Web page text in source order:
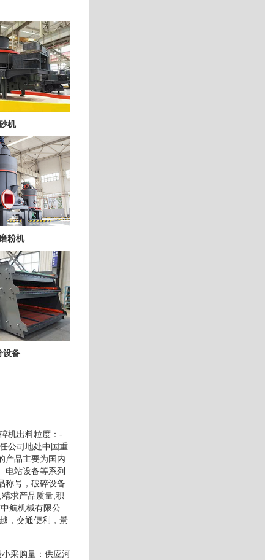
机
粉机
设备
机出料粒度：-
公司地处中国重
产品主要为国内
电站设备等系列
称号，破碎设备
求产品质量,积
航机械有限公
，交通便利，景
采购量：供应河